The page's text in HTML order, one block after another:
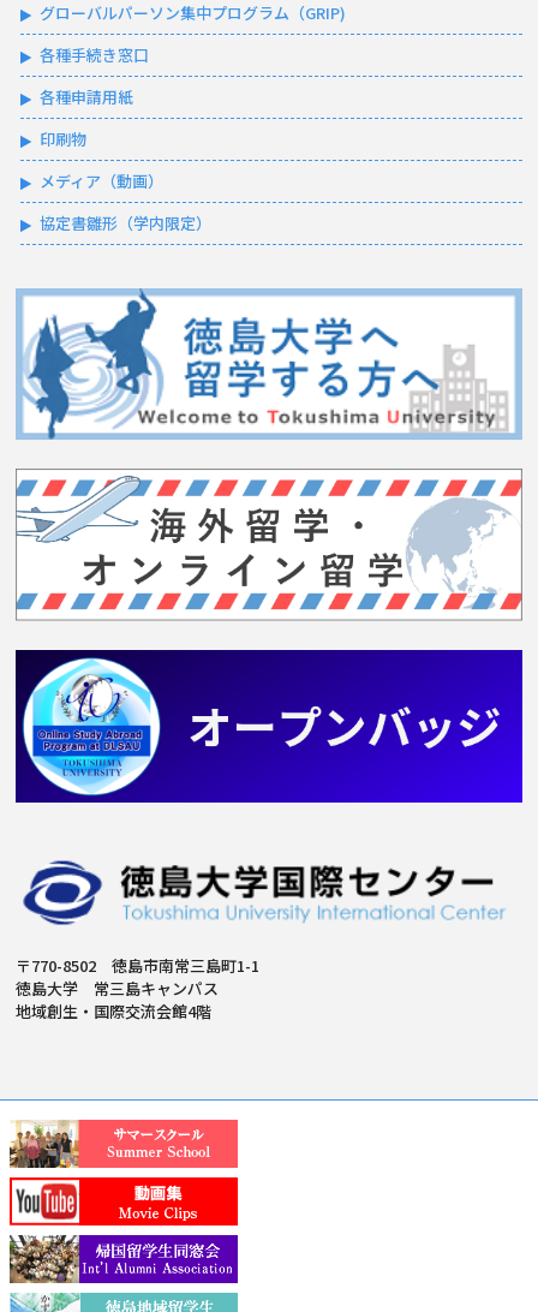
グローバルパーソン集中プログラム（GRIP)
各種手続き窓口
各種申請用紙
印刷物
メディア（動画）
協定書雛形（学内限定）
〒770-8502 徳島市南常三島町1-1
徳島大学 常三島キャンパス
地域創生・国際交流会館4階